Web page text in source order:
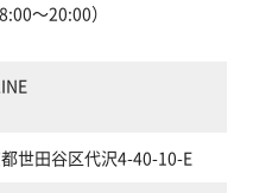
～20:00）
世田谷区代沢4-40-10-E